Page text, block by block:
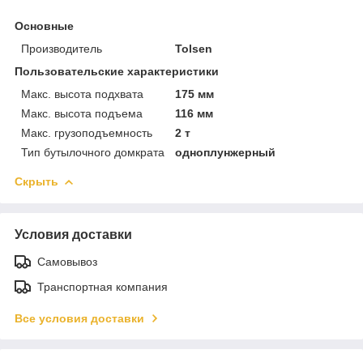
Основные
Производитель
Tolsen
Пользовательские характеристики
Макс. высота подхвата
175 мм
Макс. высота подъема
116 мм
Макс. грузоподъемность
2 т
Тип бутылочного домкрата
одноплунжерный
Скрыть
Условия доставки
Самовывоз
Транспортная компания
Все условия доставки